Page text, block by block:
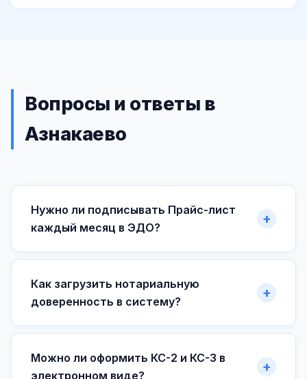
Вопросы и ответы в
Азнакаево
Нужно ли подписывать Прайс-лист
каждый месяц в ЭДО?
Как загрузить нотариальную
доверенность в систему?
Можно ли оформить КС-2 и КС-3 в
электронном виде?